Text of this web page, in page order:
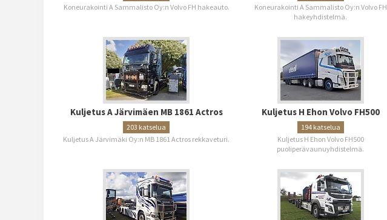
Koneurakointi A Sammalisto Oy:n Volvo FH hakeauto.
Koneurakointi A Sammalisto Oy:n Volvo FH
hakeyhdistelmä.
Kuljetus A Järvimäen MB 1861 Actros
203 katselua
Kuljetus A Järvimäki Oy:n MB 1861 Actros rekkaveturi.
Kuljetus H Ehon Volvo FH500
194 katselua
Kuljetus H Ehon Volvo FH500
puoliperävaunuyhdistelmä.